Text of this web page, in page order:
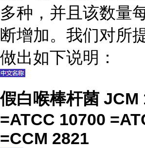
多种，并且该数量
断增加。我们对所
做出如下说明：
假白喉棒杆菌 JCM
=ATCC 10700
=CCM 2821